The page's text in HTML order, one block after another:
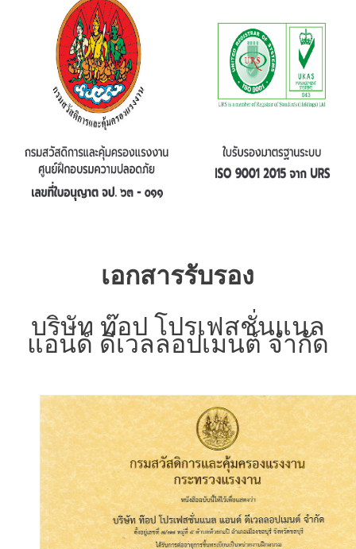
เอกสารรับรอง
บริษัท ท๊อป โปรเฟสชั่นแนล
แอนด์ ดีเวลลอปเมนต์ จำกัด